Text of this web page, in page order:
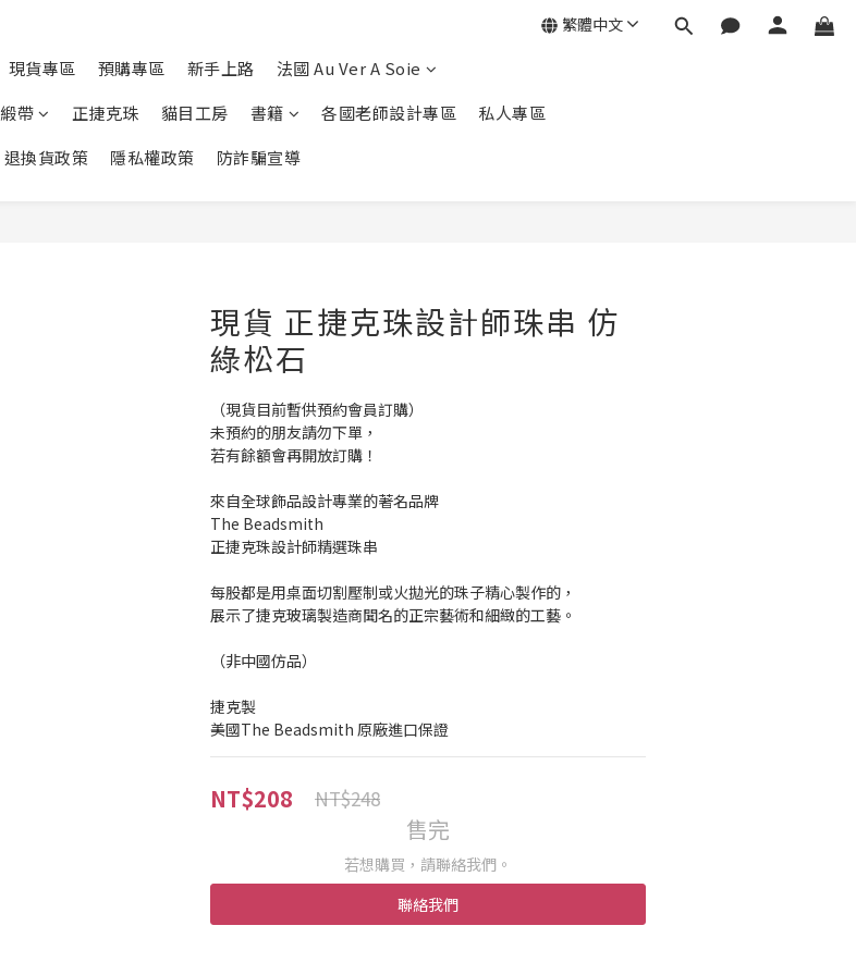
現貨專區 預購專區 新手上路
法國 Au Ver A Soie
緞帶 正捷克珠 貓目工房 書籍 各國老師設計專區
私人專區
退換貨政策 隱私權政策 防詐騙宣導
繁體中文
現貨 正捷克珠設計師珠串 仿
綠松石
（現貨目前暫供預約會員訂購）
未預約的朋友請勿下單，
若有餘額會再開放訂購！
來自全球飾品設計專業的著名品牌
The Beadsmith
正捷克珠設計師精選珠串
每股都是用桌面切割壓制或火拋光的珠子精心製作的，
展示了捷克玻璃製造商聞名的正宗藝術和細緻的工藝。
（非中國仿品）
捷克製
美國The Beadsmith 原廠進口保證
NT$208 NT$248
售完
若想購買，請聯絡我們。
聯絡我們